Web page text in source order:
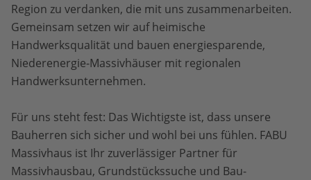
Region zu verdanken, die mit uns zusammenarbeiten.
Gemeinsam setzen wir auf heimische
Handwerksqualität und bauen energiesparende,
Niederenergie-Massivhäuser mit regionalen
Handwerksunternehmen.
Für uns steht fest: Das Wichtigste ist, dass unsere
Bauherren sich sicher und wohl bei uns fühlen. FABU
Massivhaus ist Ihr zuverlässiger Partner für
Massivhausbau, Grundstückssuche und Bau-